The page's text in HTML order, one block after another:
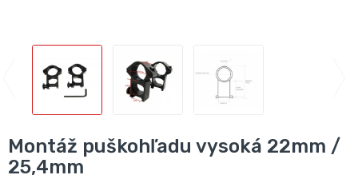
Montáž puškohľadu vysoká 22mm /
25,4mm